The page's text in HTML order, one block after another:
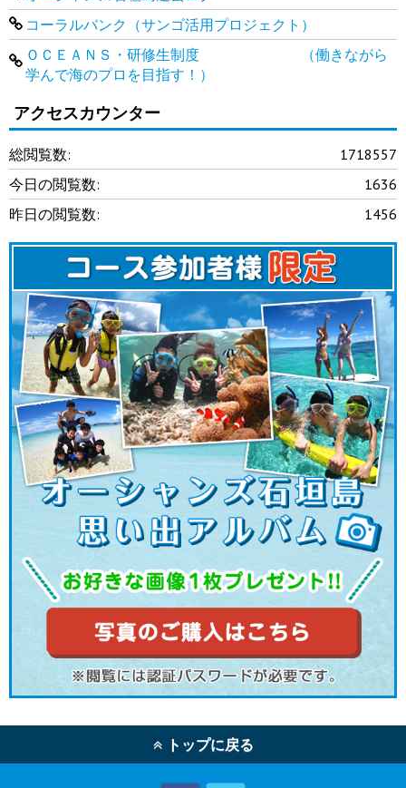
コーラルバンク（サンゴ活用プロジェクト）
ＯＣＥＡＮＳ・研修生制度 （働きながら
学んで海のプロを目指す！）
アクセスカウンター
1718557
総閲覧数:
1636
今日の閲覧数:
1456
昨日の閲覧数:
トップに戻る